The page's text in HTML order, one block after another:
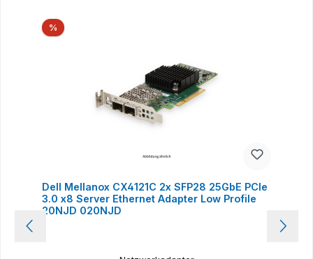
%Rabatt
Dell Mellanox CX4121C 2x SFP28 25GbE PCIe
3.0 x8 Server Ethernet Adapter Low Profile
20NJD 020NJD